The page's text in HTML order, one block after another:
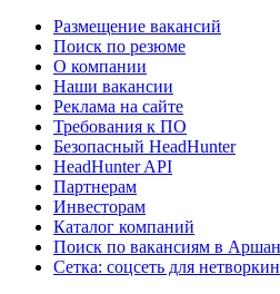
Размещение вакансий
Поиск по резюме
О компании
Наши вакансии
Реклама на сайте
Требования к ПО
Безопасный HeadHunter
HeadHunter API
Партнерам
Инвесторам
Каталог компаний
Поиск по вакансиям в
Сетка: соцсеть для